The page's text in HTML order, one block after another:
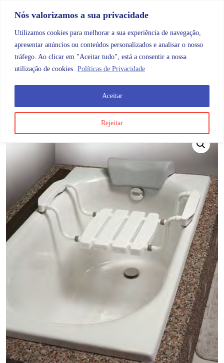
Nós valorizamos a sua privacidade
Utilizamos cookies para melhorar a sua experiência de navegação,
apresentar anúncios ou conteúdos personalizados e analisar o nosso
tráfego. Ao clicar em "Aceitar tudo", está a consentir a nossa
utilização de cookies. Políticas de Privacidade
Rejeitar
Aceitar
Categorias